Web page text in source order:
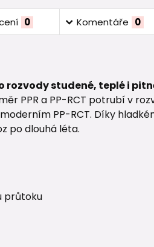
0 Komentáře 0
rozvody studené, teplé i
PPR a PP-RCT potrubí v
PP-RCT. Díky
po dlouhá léta.
průtoku